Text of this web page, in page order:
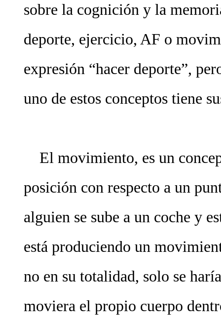
sobre la cognición y la
deporte, ejercicio, AF o
expresión “hacer deporte”,
uno de estos conceptos tiene
El movimiento, es un
posición con respecto a un
alguien se sube a un coche y
está produciendo un
no en su totalidad, solo se
moviera el propio cuerpo